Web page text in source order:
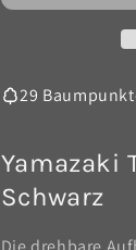
-
-
29
Yamazaki
Schwarz